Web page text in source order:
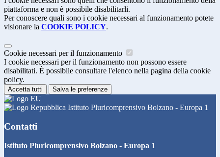
piattaforma e non è possibile disabilitarli.
Per conoscere quali sono i cookie necessari al funzionamento potete
visionare la COOKIE POLICY.
Cookie necessari per il funzionamento
I cookie necessari per il funzionamento non possono essere
disabilitati. È possibile consultare l'elenco nella pagina della cookie
policy.
Accetta tutti Salva le preferenze
Istituto Pluricomprensivo Bolzano - Europa 1
Contatti
Istituto Pluricomprensivo Bolzano - Europa 1